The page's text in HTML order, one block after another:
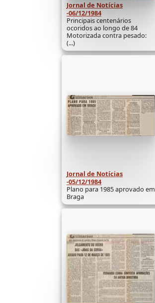
Jornal de Notícias
-06/12/1984
Principais centenários
ocoridos ao longo de 84
Motorizada contra pesado:
(...)
Jornal de Notícias
-05/12/1984
Plano para 1985 aprovado em
Braga